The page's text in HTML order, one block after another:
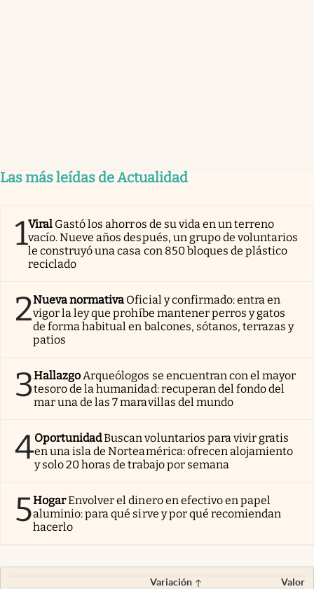
Las más leídas de Actualidad
1Viral Gastó los ahorros de su vida en un terreno
vacío. Nueve años después, un grupo de voluntarios
le construyó una casa con 850 bloques de plástico
reciclado
2Nueva normativa Oficial y confirmado: entra en
vigor la ley que prohíbe mantener perros y gatos
de forma habitual en balcones, sótanos, terrazas y
patios
3HallazgoArqueólogos se encuentran con el mayor
tesoro de la humanidad: recuperan del fondo del
mar una de las 7 maravillas del mundo
4OportunidadBuscan voluntarios para vivir gratis
en una isla de Norteamérica: ofrecen alojamiento
y solo 20 horas de trabajo por semana
5HogarEnvolver el dinero en efectivo en papel
aluminio: para qué sirve y por qué recomiendan
hacerlo
Variación
Valor